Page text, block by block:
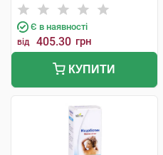
Є в наявності
від 405.30 грн
КУПИТИ